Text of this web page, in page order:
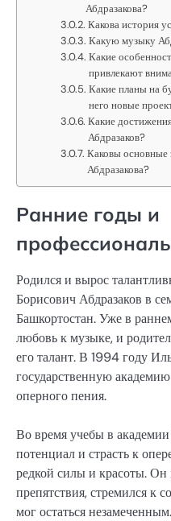
Абдразакова?
Какова история
Какую музыку
Какие
привлекают
Какие планы на
него новые
Какие
Абдразаков?
Каковы основные
Абдразакова?
Ранние годы и
Родился и вырос
Борисович Абдразаков в
Башкортостан. Уже в
любовь к музыке, и
его талант. В 1994 году
государственную
оперного пения.
Во время учебы в
потенциал и страсть к
редкой силы и красоты. Он
препятствия, стремился к
мог остаться незамеченным.